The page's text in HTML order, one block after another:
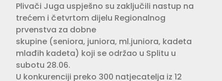
Plivači Juga uspješno su zaključili nastup na
trećem i četvrtom dijelu Regionalnog
prvenstva za dobne
skupine (seniora, juniora, ml.juniora, kadeta
mlađih kadeta) koji se održao u Splitu u
subotu 28.06.
U konkurenciji preko 300 natjecatelja iz 12